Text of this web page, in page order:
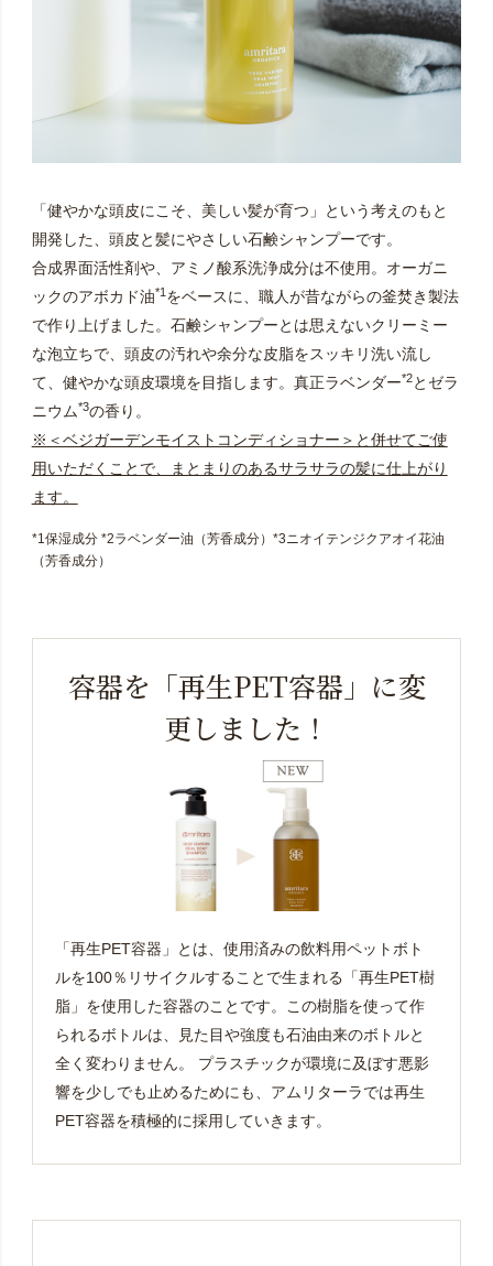
「健やかな頭皮にこそ、美しい髪が育つ」という考えのもと
開発した、頭皮と髪にやさしい石鹸シャンプーです。
合成界面活性剤や、アミノ酸系洗浄成分は不使用。オーガニ
ックのアボカド油*1をベースに、職人が昔ながらの釜焚き製法
で作り上げました。石鹸シャンプーとは思えないクリーミー
な泡立ちで、頭皮の汚れや余分な皮脂をスッキリ洗い流し
て、健やかな頭皮環境を目指します。真正ラベンダー*2とゼラ
ニウム*3の香り。
※＜ベジガーデンモイストコンディショナー＞と併せてご使
用いただくことで、まとまりのあるサラサラの髪に仕上がり
ます。
*1保湿成分 *2ラベンダー油（芳香成分）*3ニオイテンジクアオイ花油
（芳香成分）
容器を「再生PET容器」に変
更しました！
「再生PET容器」とは、使用済みの飲料用ペットボト
ルを100％リサイクルすることで生まれる「再生PET樹
脂」を使用した容器のことです。この樹脂を使って作
られるボトルは、見た目や強度も石油由来のボトルと
全く変わりません。 プラスチックが環境に及ぼす悪影
響を少しでも止めるためにも、アムリターラでは再生
PET容器を積極的に採用していきます。